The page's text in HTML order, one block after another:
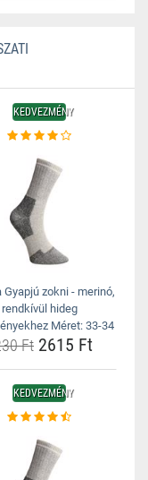
KEDVEZMÉNY
Gyapjú zokni - merinó,
rendkívül hideg
Méret: 33-34
Ft 2615 Ft
KEDVEZMÉNY